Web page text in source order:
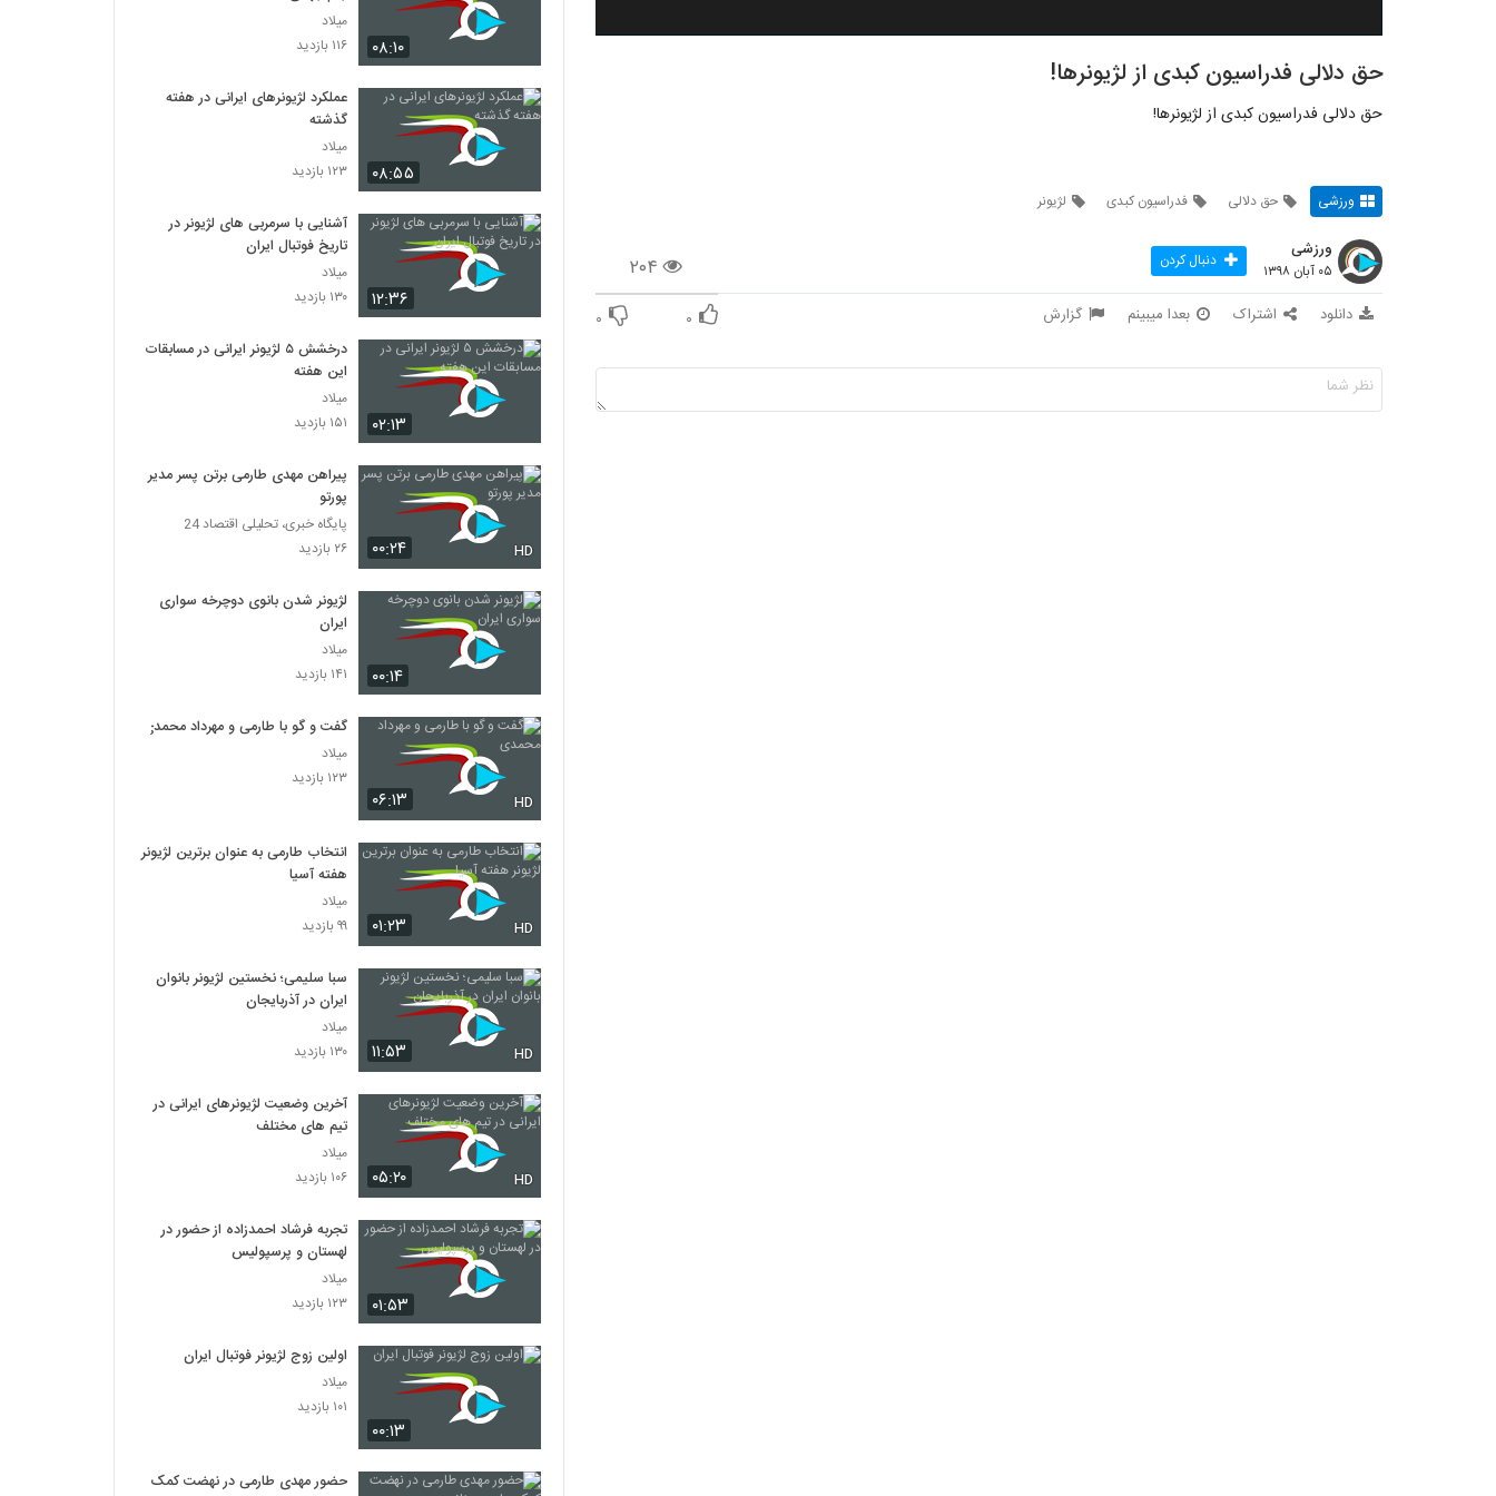
حق دلالی فدراسیون کبدی از لژیونرها!
حق دلالی فدراسیون کبدی از لژیونرها!
ورزشی حق دلالی فدراسیون کبدی لژیونر
۲۰۴
ورزشی
۰۵ آبان ۱۳۹۸ دنبال کردن
دانلود اشتراک بعدا میبینم گزارش ۰ ۰
۰۸:۱۰
میلاد
۱۱۶ بازدید
۰۸:۵۵
عملکرد لژیونرهای ایرانی در هفته
گذشته
میلاد
۱۲۳ بازدید
۱۲:۳۶
آشنایی با سرمربی های لژیونر در
تاریخ فوتبال ایران
میلاد
۱۳۰ بازدید
۰۲:۱۳
درخشش ۵ لژیونر ایرانی در مسابقات
این هفته
میلاد
۱۵۱ بازدید
۰۰:۲۴ HD
پیراهن مهدی طارمی برتن پسر مدیر
پورتو
پایگاه خبری، تحلیلی اقتصاد 24
۲۶ بازدید
۰۰:۱۴
لژیونر شدن بانوی دوچرخه سواری
ایران
میلاد
۱۴۱ بازدید
۰۶:۱۳ HD
گفت و گو با طارمی و مهرداد محمدی
میلاد
۱۲۳ بازدید
۰۱:۲۳ HD
انتخاب طارمی به عنوان برترین لژیونر
هفته آسیا
میلاد
۹۹ بازدید
۱۱:۵۳ HD
سبا سلیمی؛ نخستین لژیونر بانوان
ایران در آذربایجان
میلاد
۱۳۰ بازدید
۰۵:۲۰ HD
آخرین وضعیت لژیونرهای ایرانی در
تیم های مختلف
میلاد
۱۰۶ بازدید
۰۱:۵۳
تجربه فرشاد احمدزاده از حضور در
لهستان و پرسپولیس
میلاد
۱۲۳ بازدید
۰۰:۱۳
اولین زوج لژیونر فوتبال ایران
میلاد
۱۰۱ بازدید
حضور مهدی طارمی در نهضت کمک